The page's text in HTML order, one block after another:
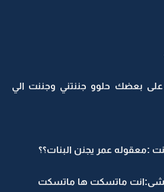
بعضك حلوو جننتني وجننت الي
:معقوله عمر يجنن البنات؟؟
ماتسكت ها ماتسكت